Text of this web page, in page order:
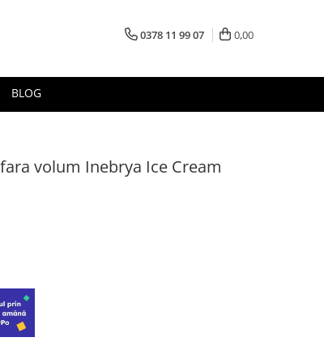
0378 11 99 07 0,00
BLOG
volum Inebrya Ice Cream